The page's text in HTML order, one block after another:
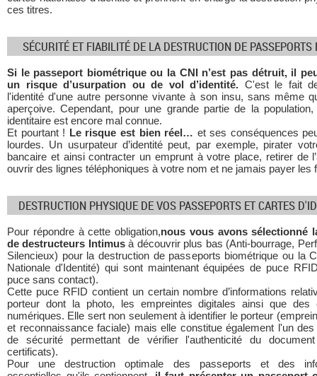
ces titres.
SÉCURITÉ ET FIABILITÉ DE LA DESTRUCTION DE PASSEPORTS
Si le passeport biométrique ou la CNI n’est pas détruit, il
un risque d’usurpation ou de vol d’identité. C'est le fait
l'identité d'une autre personne vivante à son insu, sans même
aperçoive. Cependant, pour une grande partie de la
identitaire est encore mal connue.
Et pourtant ! Le risque est bien réel… et ses conséquences
lourdes. Un usurpateur d’identité peut, par exemple, pirater
bancaire et ainsi contracter un emprunt à votre place, retirer de
ouvrir des lignes téléphoniques à votre nom et ne jamais payer les
DESTRUCTION PHYSIQUE DE VOS PASSEPORTS ET CARTES
Pour répondre à cette obligation,nous vous avons sélectionné
de destructeurs Intimusà découvrir plus bas (Anti-bourrage,
Silencieux) pour la destruction de passeports biométrique ou la
Nationale d'Identité) qui sont maintenant équipées de puce
puce sans contact).
Cette puce RFID contient un certain nombre d’informations
porteur dont la photo, les empreintes digitales ainsi que des
numériques. Elle sert non seulement à identifier le porteur
et reconnaissance faciale) mais elle constitue également l'un
de sécurité permettant de vérifier l'authenticité du
certificats).
Pour une destruction optimale des passeports et des